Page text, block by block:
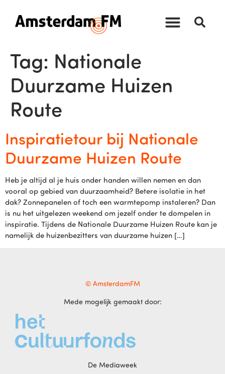
Tag: Nationale
Duurzame Huizen
Route
Inspiratietour bij Nationale
Duurzame Huizen Route
Heb je altijd al je huis onder handen willen nemen en dan
vooral op gebied van duurzaamheid? Betere isolatie in het
dak? Zonnepanelen of toch een warmtepomp instaleren? Dan
is nu het uitgelezen weekend om jezelf onder te dompelen in
inspiratie. Tijdens de Nationale Duurzame Huizen Route kan je
namelijk de huizenbezitters van duurzame huizen […]
© AmsterdamFM
Mede mogelijk gemaakt door:
De Mediaweek